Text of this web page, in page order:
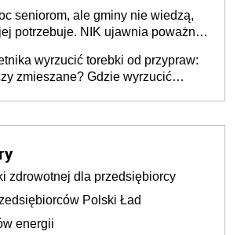
seniorom, ale gminy nie wiedzą,
potrzebuje. NIK ujawnia poważną
wyrzucić torebki od przypraw:
zmieszane? Gdzie wyrzucić
zdrowotnej dla przedsiębiorcy
Polski Ład
energii